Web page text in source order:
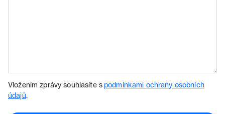
Vložením zprávy souhlasíte spodmínkami ochrany osobních
údajů.